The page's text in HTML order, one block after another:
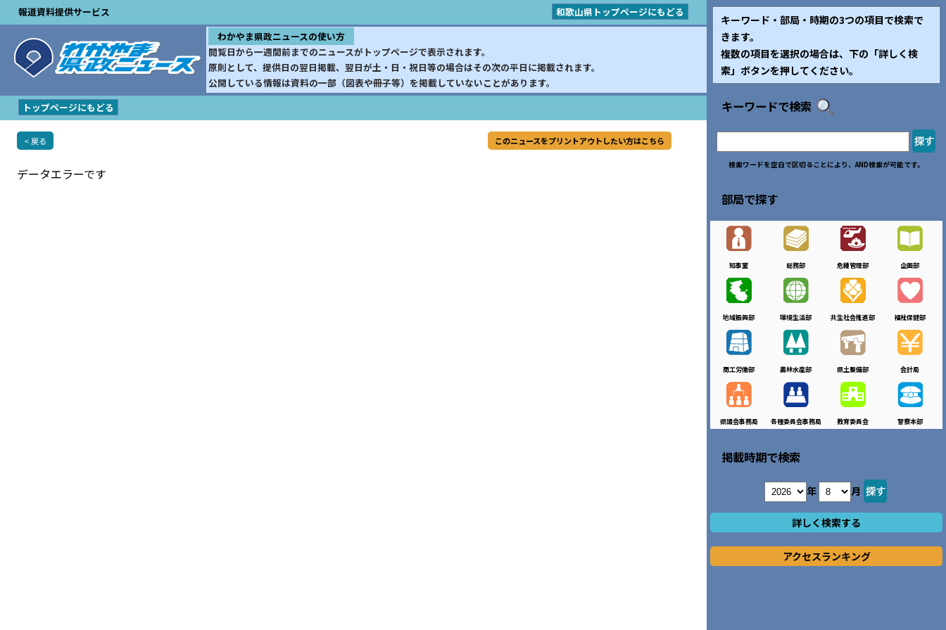
報道資料提供サービス
和歌山県トップページにもどる
わかやま県政ニュースの使い方
閲覧日から一週間前までのニュースがトップページで表示されます。
原則として、提供日の翌日掲載、翌日が土・日・祝日等の場合はその次の平日に掲載されます。
公開している情報は資料の一部（図表や冊子等）を掲載していないことがあります。
トップページにもどる
< 戻る このニュースをプリントアウトしたい方はこちら
データエラーです
キーワード・部局・時期の3つの項目で検索で
きます。
複数の項目を選択の場合は、下の「詳しく検
索」ボタンを押してください。
キーワードで検索
検索ワードを空白で区切ることにより、AND検索が可能です。
部局で探す
知事室 総務部 危機管理部 企画部
地域振興部 環境生活部 共生社会推進部 福祉保健部
商工労働部 農林水産部 県土整備部 会計局
県議会事務局 各種委員会事務局 教育委員会 警察本部
掲載時期で検索
年 月
詳しく検索する
アクセスランキング